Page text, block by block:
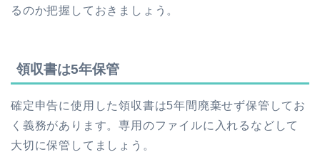
るのか把握しておきましょう。
領収書は5年保管
確定申告に使用した領収書は5年間廃棄せず保管してお
く義務があります。専用のファイルに入れるなどして
大切に保管してましょう。